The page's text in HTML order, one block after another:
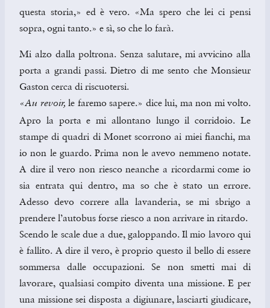
questa storia,» ed è vero. «Ma spero che lei ci pensi
sopra, ogni tanto.» e sì, so che lo farà.
Mi alzo dalla poltrona. Senza salutare, mi avvicino alla
porta a grandi passi. Dietro di me sento che Monsieur
Gaston cerca di riscuotersi.
«Au revoir, le faremo sapere.» dice lui, ma non mi volto.
Apro la porta e mi allontano lungo il corridoio. Le
stampe di quadri di Monet scorrono ai miei fianchi, ma
io non le guardo. Prima non le avevo nemmeno notate.
A dire il vero non riesco neanche a ricordarmi come io
sia entrata qui dentro, ma so che è stato un errore.
Adesso devo correre alla lavanderia, se mi sbrigo a
prendere l’autobus forse riesco a non arrivare in ritardo.
Scendo le scale due a due, galoppando. Il mio lavoro qui
è fallito. A dire il vero, è proprio questo il bello di essere
sommersa dalle occupazioni. Se non smetti mai di
lavorare, qualsiasi compito diventa una missione. E per
una missione sei disposta a digiunare, lasciarti giudicare,